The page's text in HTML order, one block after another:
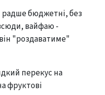
радше бюджетні, без
вайфаю -
"роздаватиме"
перекус на
фруктові